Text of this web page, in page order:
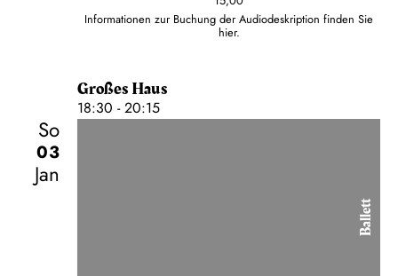
Informationen zur Buchung der Audiodeskription finden Sie
hier.
Großes Haus
18:30 - 20:15
So
03
Jan
Ballett